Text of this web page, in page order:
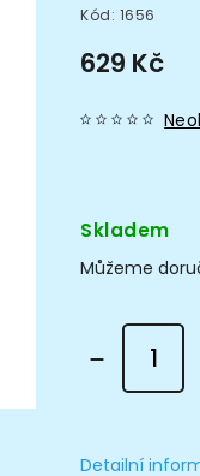
Kód: 1656
629 Kč
Skladem
Můžeme
Detailní